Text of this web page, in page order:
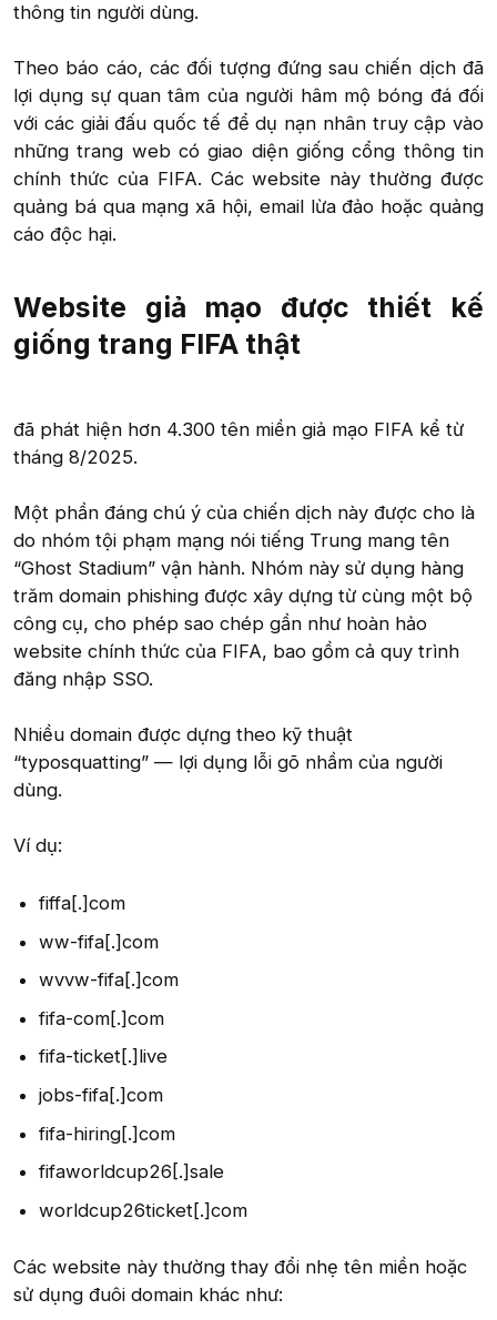
thông tin người dùng.
Theo báo cáo, các đối tượng đứng sau chiến dịch đã
lợi dụng sự quan tâm của người hâm mộ bóng đá đối
với các giải đấu quốc tế để dụ nạn nhân truy cập vào
những trang web có giao diện giống cổng thông tin
chính thức của FIFA. Các website này thường được
quảng bá qua mạng xã hội, email lừa đảo hoặc quảng
cáo độc hại.​
Website giả mạo được thiết kế
giống trang FIFA thật​
đã phát hiện hơn 4.300 tên miền giả mạo FIFA kể từ
tháng 8/2025.
Một phần đáng chú ý của chiến dịch này được cho là
do nhóm tội phạm mạng nói tiếng Trung mang tên
“Ghost Stadium” vận hành. Nhóm này sử dụng hàng
trăm domain phishing được xây dựng từ cùng một bộ
công cụ, cho phép sao chép gần như hoàn hảo
website chính thức của FIFA, bao gồm cả quy trình
đăng nhập SSO.
Nhiều domain được dựng theo kỹ thuật
“typosquatting” — lợi dụng lỗi gõ nhầm của người
dùng.
Ví dụ:
fiffa[.]com
ww-fifa[.]com
wvvw-fifa[.]com
fifa-com[.]com
fifa-ticket[.]live
jobs-fifa[.]com
fifa-hiring[.]com
fifaworldcup26[.]sale
worldcup26ticket[.]com
Các website này thường thay đổi nhẹ tên miền hoặc
sử dụng đuôi domain khác như: